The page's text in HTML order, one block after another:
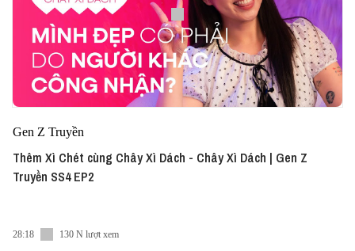
Gen Z Truyền
Thêm Xì Chét cùng Chây Xì Dách - Chây Xì Dách | Gen Z
Truyền SS4 EP2
28:18 130 N lượt xem